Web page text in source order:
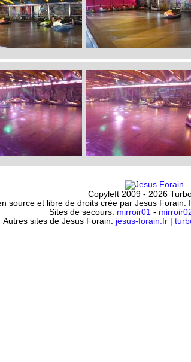
Copyleft 2009 - 2026
source et libre de droits crée par Jesus
Sites de secours: mirroir01 -
Autres sites de Jesus Forain: jesus-forain.fr|